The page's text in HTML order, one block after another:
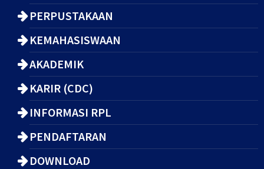
PERPUSTAKAAN
KEMAHASISWAAN
AKADEMIK
KARIR (CDC)
INFORMASI RPL
PENDAFTARAN
DOWNLOAD